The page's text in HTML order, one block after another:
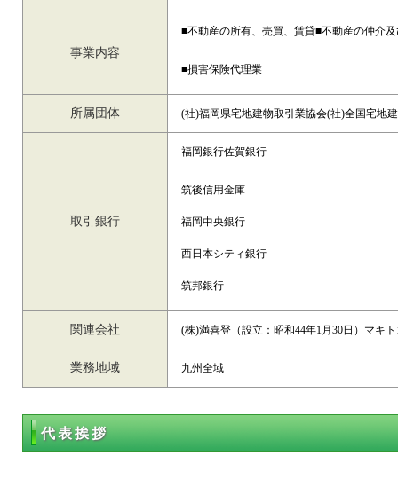
事業内容
■不動産の所有、売買、賃貸■不動産の仲介
■損害保険代理業
所属団体 (社)福岡県宅地建物取引業協会(社)全国宅地
取引銀行
福岡銀行佐賀銀行
筑後信用金庫
福岡中央銀行
西日本シティ銀行
筑邦銀行
関連会社 (株)満喜登（設立：昭和44年1月30日）マキ
業務地域 九州全域
代表挨拶